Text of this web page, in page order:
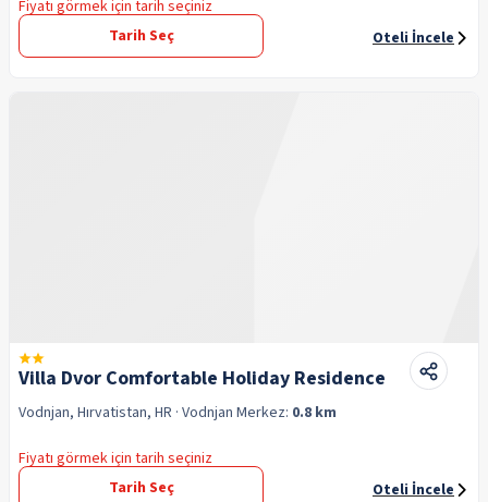
Fiyatı görmek için tarih seçiniz
Tarih Seç
Oteli İncele
Villa Dvor Comfortable Holiday Residence
Vodnjan, Hırvatistan, HR · Vodnjan Merkez: 0.8 km
Fiyatı görmek için tarih seçiniz
Tarih Seç
Oteli İncele